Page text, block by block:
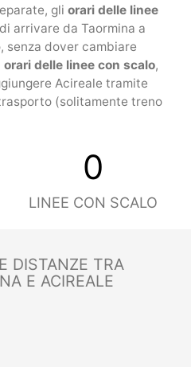
gli orari delle linee
arrivare da Taormina a
senza dover cambiare
orari delle linee con scalo,
Acireale tramite
(solitamente treno
0
LINEE CON SCALO
DISTANZE TRA
E ACIREALE